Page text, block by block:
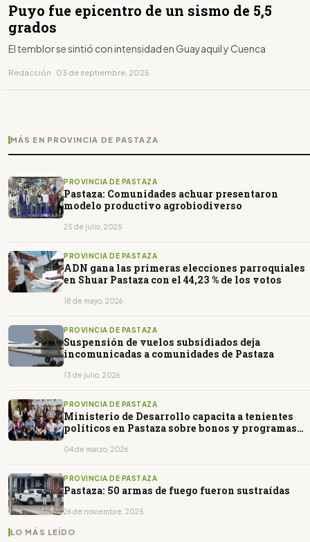
Puyo fue epicentro de un sismo de 5,5
grados
El temblor se sintió con intensidad en Guayaquil y Cuenca
Redacción · 03 de septiembre, 2025
MÁS EN PROVINCIA DE PASTAZA
PROVINCIA DE PASTAZA
Pastaza: Comunidades achuar presentaron
modelo productivo agrobiodiverso
25 de julio, 2025
PROVINCIA DE PASTAZA
ADN gana las primeras elecciones parroquiales
en Shuar Pastaza con el 44,23 % de los votos
18 de mayo, 2026
PROVINCIA DE PASTAZA
Suspensión de vuelos subsidiados deja
incomunicadas a comunidades de Pastaza
13 de julio, 2026
PROVINCIA DE PASTAZA
Ministerio de Desarrollo capacita a tenientes
políticos en Pastaza sobre bonos y programas
04 de marzo, 2026
PROVINCIA DE PASTAZA
Pastaza: 50 armas de fuego fueron sustraídas
26 de noviembre, 2025
LO MÁS LEÍDO